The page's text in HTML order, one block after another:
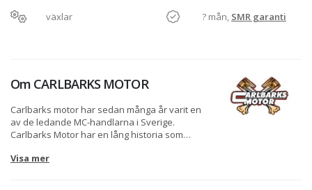
växlar
? mån, SMR garanti
Om CARLBARKS MOTOR
Carlbarks motor har sedan många år varit en
av de ledande MC-handlarna i Sverige.
Carlbarks Motor har en lång historia som
Carlbarks Cykel i en liten lokal på Kungsvägen
Visa mer